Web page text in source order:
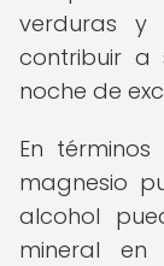
verduras y
contribuir a
noche de
En
magnesio
alcohol
mineral